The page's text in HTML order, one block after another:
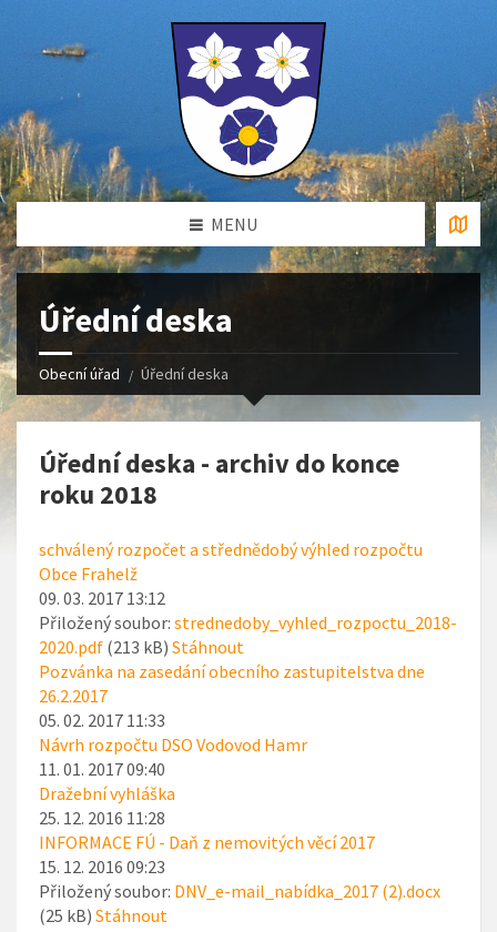
MENU
Úřední deska
Obecní úřad Úřední deska
Úřední deska - archiv do konce
roku 2018
schválený rozpočet a střednědobý výhled rozpočtu
Obce Frahelž
09. 03. 2017 13:12
Přiložený soubor: strednedoby_vyhled_rozpoctu_2018-
2020.pdf (213 kB) Stáhnout
Pozvánka na zasedání obecního zastupitelstva dne
26.2.2017
05. 02. 2017 11:33
Návrh rozpočtu DSO Vodovod Hamr
11. 01. 2017 09:40
Dražební vyhláška
25. 12. 2016 11:28
INFORMACE FÚ - Daň z nemovitých věcí 2017
15. 12. 2016 09:23
Přiložený soubor: DNV_e-mail_nabídka_2017 (2).docx
(25 kB) Stáhnout